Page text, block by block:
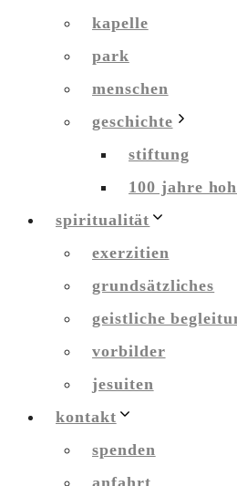
kapelle
park
menschen
geschichte
stiftung
100 jahre
spiritualität
exerzitien
grundsätzliches
geistliche
vorbilder
jesuiten
kontakt
spenden
anfahrt